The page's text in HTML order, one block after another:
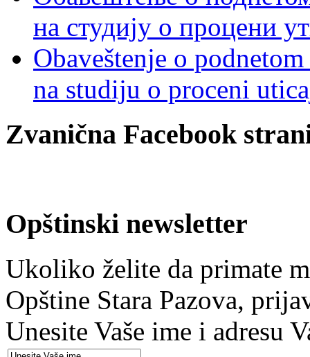
на студију о процени
Obaveštenje o
na studiju o proceni
Zvanična Facebook
Opštinski newsletter
Ukoliko želite da primate
Opštine Stara Pazova,
Unesite Vaše ime i adresu